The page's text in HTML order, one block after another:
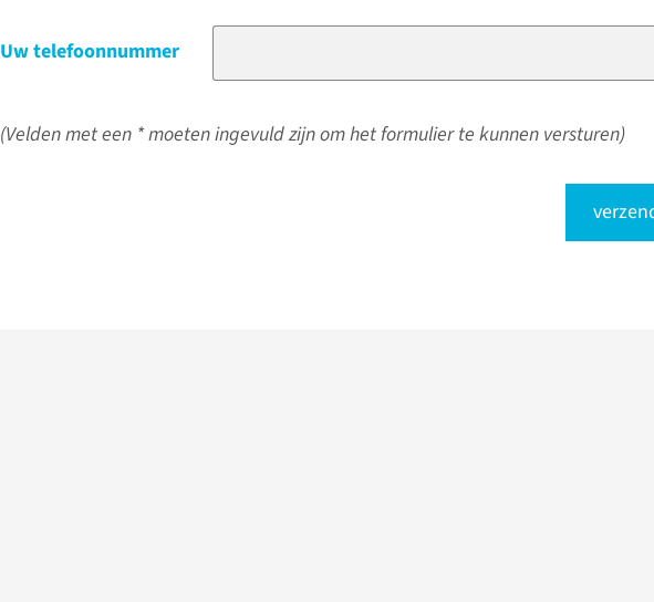
Uw telefoonnummer
(Velden met een * moeten ingevuld zijn om het formulier te kunnen versturen)